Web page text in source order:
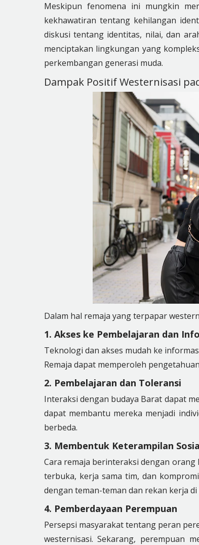
Meskipun fenomena ini mungkin
kekhawatiran tentang kehilangan
diskusi tentang identitas, nilai, dan
menciptakan lingkungan yang
perkembangan generasi muda.
Dampak Positif Westernisasi
Dalam hal remaja yang terpapar
1. Akses ke Pembelajaran dan
Teknologi dan akses mudah ke
Remaja dapat memperoleh
2. Pembelajaran dan Toleransi
Interaksi dengan budaya Barat dapat
dapat membantu mereka menjadi
berbeda.
3. Membentuk Keterampilan
Cara remaja berinteraksi dengan
terbuka, kerja sama tim, dan
dengan teman-teman dan rekan kerja di
4. Pemberdayaan Perempuan
Persepsi masyarakat tentang peran
westernisasi. Sekarang, perempuan